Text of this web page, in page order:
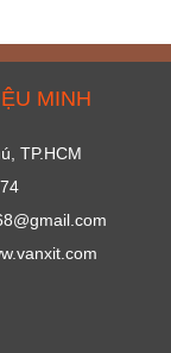
MINH
TP.HCM